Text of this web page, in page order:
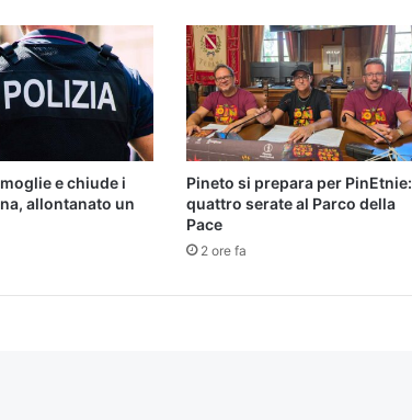
e chiude i
allontanato un
Pineto si prepara per PinEtnie:
quattro serate al Parco della
Pace
2 ore fa